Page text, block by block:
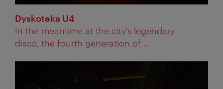
Dyskoteka U4
In the meantime at the city's legendary
disco, the fourth generation of ...